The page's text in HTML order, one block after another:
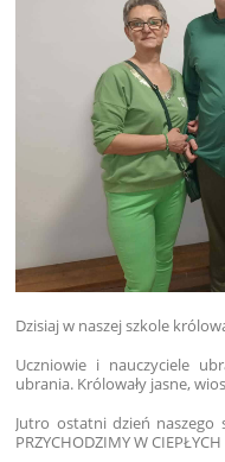
Dzisiaj w naszej szkole
Uczniowie i nauczyciele
ubrania. Królowały jasne,
Jutro ostatni dzień naszego
PRZYCHODZIMY W